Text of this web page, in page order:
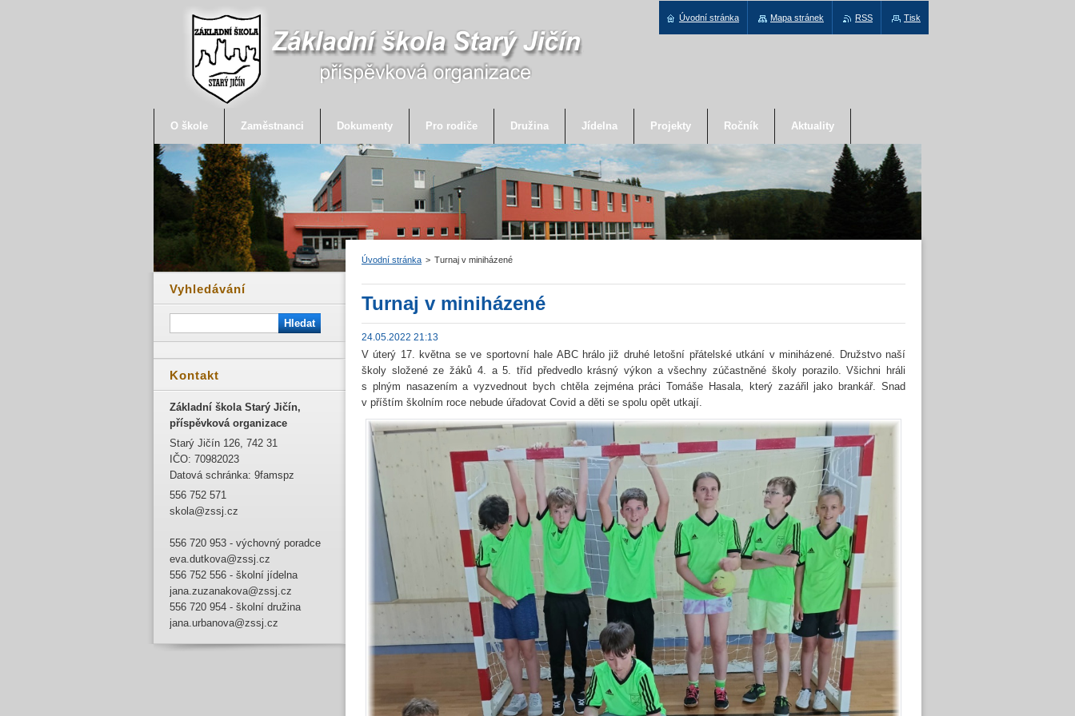
Úvodní stránka > Turnaj v miniházené
Turnaj v miniházené
24.05.2022 21:13
V úterý 17. května se ve sportovní hale ABC hrálo již druhé letošní přátelské utkání v miniházené. Družstvo naší
školy složené ze žáků 4. a 5. tříd předvedlo krásný výkon a všechny zúčastněné školy porazilo. Všichni hráli
s plným nasazením a vyzvednout bych chtěla zejména práci Tomáše Hasala, který zazářil jako brankář. Snad
v příštím školním roce nebude úřadovat Covid a děti se spolu opět utkají.
Vyhledávání
Kontakt
Základní škola Starý Jičín,
příspěvková organizace
Starý Jičín 126, 742 31
IČO: 70982023
Datová schránka: 9famspz
556 752 571
skola@zssj.cz
556 720 953 - výchovný poradce
eva.dutkova@zssj.cz
556 752 556 - školní jídelna
jana.zuzanakova@zssj.cz
556 720 954 - školní družina
jana.urbanova@zssj.cz
O škole Zaměstnanci Dokumenty Pro rodiče Družina Jídelna Projekty Ročník Aktuality
Úvodní stránka Mapa stránek RSS Tisk